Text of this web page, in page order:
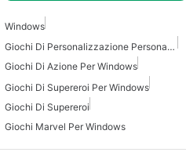
Windows
Giochi Di Personalizzazione Personaggio Per Windows
Giochi Di Azione Per Windows
Giochi Di Supereroi Per Windows
Giochi Di Supereroi
Giochi Marvel Per Windows